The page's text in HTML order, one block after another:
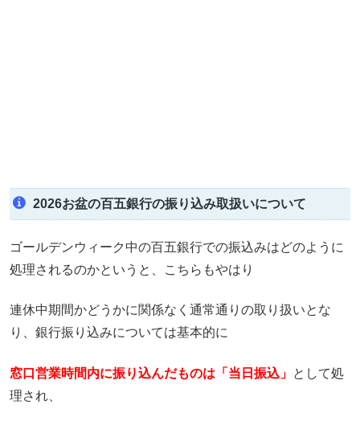
2026お盆の百五銀行の振り込み取扱いについて
ゴールデンウィーク中の百五銀行での振込みはどのように
処理されるのかというと、こちらもやはり
連休中期間かどうかに関係なく通常通りの取り扱いとな
り、銀行振り込みについては基本的に
窓口営業時間内に振り込んだものは「当日振込」 として処
理され、